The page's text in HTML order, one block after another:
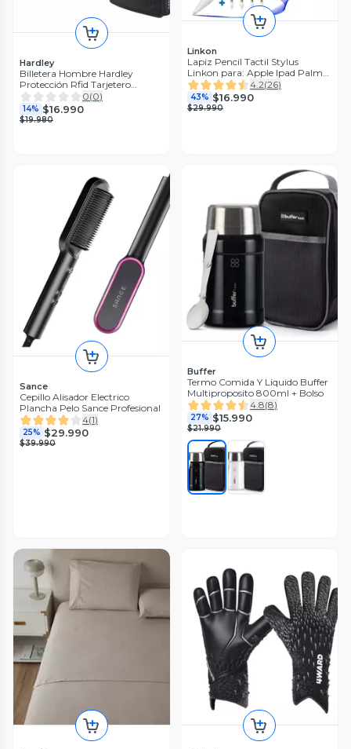
Hardley
Billetera Hombre Hardley
Protección Rfid Tarjetero
Antirrobo
0(0)
14% $16.990
$19.980
Linkon
Lapiz Pencil Tactil Stylus
Linkon para: Apple Ipad Palm
Rej
4.2(26)
43% $16.990
$29.990
Sance
Cepillo Alisador Electrico
Plancha Pelo Sance Profesional
4(1)
25% $29.990
$39.990
Buffer
Termo Comida Y Liquido Buffer
Multiproposito 800ml + Bolso
4.8(8)
27% $15.990
$21.990